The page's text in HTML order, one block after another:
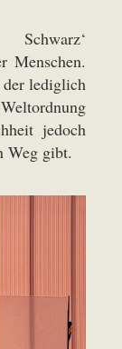
Menschen.
der lediglich
jedoch
Weg gibt.